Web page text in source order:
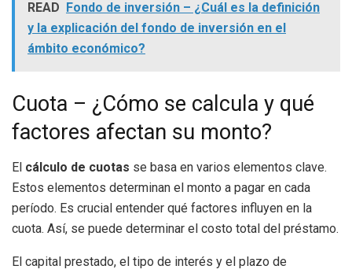
READ
Fondo de inversión – ¿Cuál es la definición
y la explicación del fondo de inversión en el
ámbito económico?
Cuota – ¿Cómo se calcula y qué
factores afectan su monto?
El cálculo de cuotas se basa en varios elementos clave.
Estos elementos determinan el monto a pagar en cada
período. Es crucial entender qué factores influyen en la
cuota. Así, se puede determinar el costo total del préstamo.
El capital prestado, el tipo de interés y el plazo de